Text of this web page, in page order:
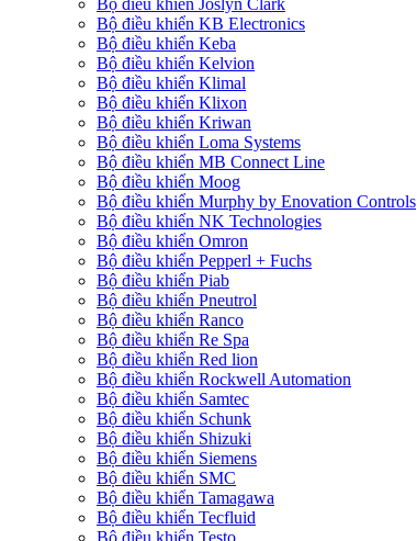
Bộ điều khiển KB Electronics
Bộ điều khiển Keba
Bộ điều khiển Kelvion
Bộ điều khiển Klimal
Bộ điều khiển Klixon
Bộ điều khiển Kriwan
Bộ điều khiển Loma Systems
Bộ điều khiển MB Connect Line
Bộ điều khiển Moog
Bộ điều khiển Murphy by Enovation Controls
Bộ điều khiển NK Technologies
Bộ điều khiển Omron
Bộ điều khiển Pepperl + Fuchs
Bộ điều khiển Piab
Bộ điều khiển Pneutrol
Bộ điều khiển Ranco
Bộ điều khiển Re Spa
Bộ điều khiển Red lion
Bộ điều khiển Rockwell Automation
Bộ điều khiển Samtec
Bộ điều khiển Schunk
Bộ điều khiển Shizuki
Bộ điều khiển Siemens
Bộ điều khiển SMC
Bộ điều khiển Tamagawa
Bộ điều khiển Tecfluid
Bộ điều khiển Testo